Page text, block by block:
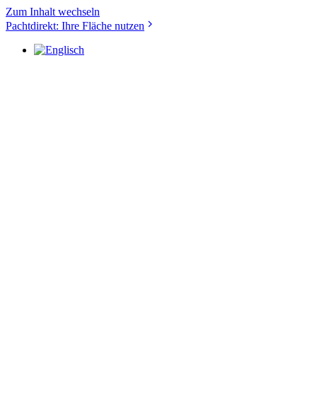
Zum Inhalt wechseln
Pachtdirekt: Ihre Fläche nutzen